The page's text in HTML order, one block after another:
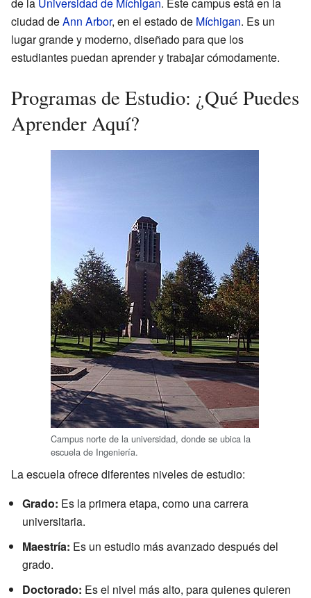
de la Universidad de Míchigan. Este campus está en la
ciudad deAnn Arbor, en el estado de Míchigan. Es un
lugar grande y moderno, diseñado para que los
estudiantes puedan aprender y trabajar cómodamente.
Programas de Estudio: ¿Qué Puedes
Aprender Aquí?
Campus norte de la universidad, donde se ubica la
escuela de Ingeniería.
La escuela ofrece diferentes niveles de estudio:
Grado: Es la primera etapa, como una carrera
universitaria.
Maestría: Es un estudio más avanzado después del
grado.
Doctorado: Es el nivel más alto, para quienes quieren